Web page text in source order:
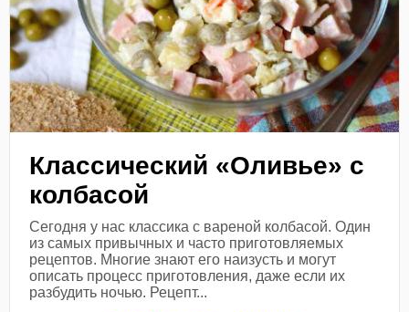
Классический «Оливье» с
колбасой
Сегодня у нас классика с вареной колбасой. Один
из самых привычных и часто приготовляемых
рецептов. Многие знают его наизусть и могут
описать процесс приготовления, даже если их
разбудить ночью. Рецепт...